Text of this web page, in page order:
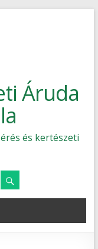
Áruda
és kertészeti